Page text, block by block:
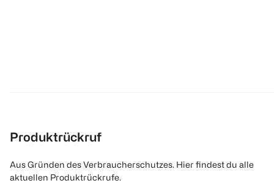
Produktrückruf
Aus Gründen des Verbraucherschutzes. Hier findest du alle
aktuellen Produktrückrufe.